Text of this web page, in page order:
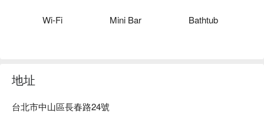
Wi-Fi Mini Bar Bathtub
地址
台北市中山區長春路24號